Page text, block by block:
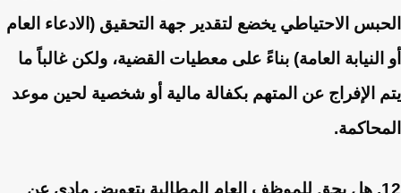
الحبس الاحتياطي يخضع لتقدير جهة التحقيق (الادعاء العام
أو النيابة العامة) بناءً على معطيات القضية، ولكن غالباً ما
يتم الإفراج عن المتهم بكفالة مالية أو شخصية لحين موعد
المحاكمة.
12. هل يحق للموظف العام المطالبة بتعويض مادي عن